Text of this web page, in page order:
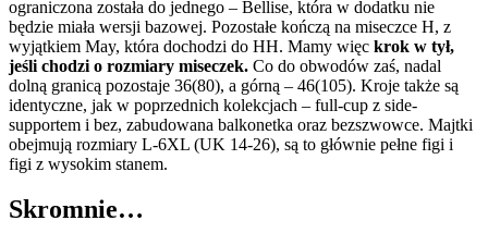
ograniczona została do jednego – Bellise, która w dodatku nie
będzie miała wersji bazowej. Pozostałe kończą na miseczce H, z
wyjątkiem May, która dochodzi do HH. Mamy więc krok w tył,
jeśli chodzi o rozmiary miseczek. Co do obwodów zaś, nadal
dolną granicą pozostaje 36(80), a górną – 46(105). Kroje także są
identyczne, jak w poprzednich kolekcjach – full-cup z side-
supportem i bez, zabudowana balkonetka oraz bezszwowce. Majtki
obejmują rozmiary L-6XL (UK 14-26), są to głównie pełne figi i
figi z wysokim stanem.
Skromnie…